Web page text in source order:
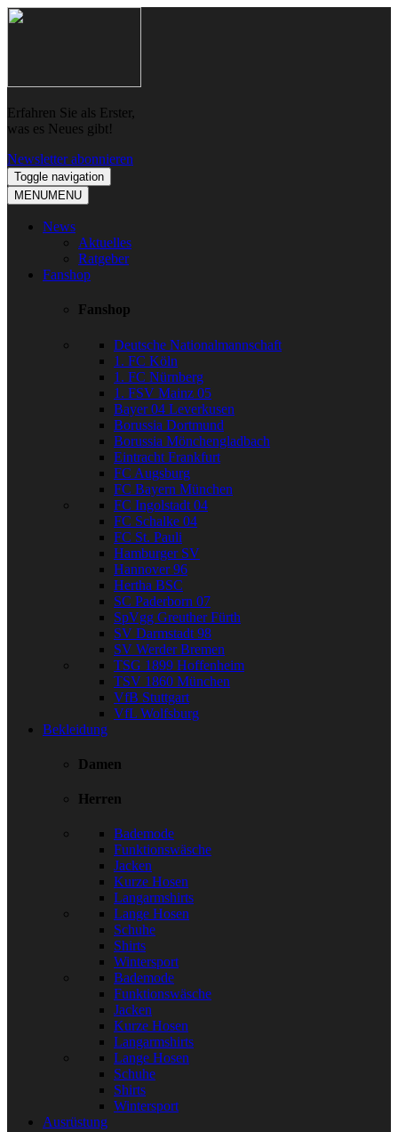
Skip
Skip
Erfahren Sie als Erster,
was es Neues gibt!
Newsletter abonnieren
Toggle navigation
MENUMENU
News
Aktuelles
Ratgeber
Fanshop
Fanshop
Deutsche Nationalmannschaft
1. FC Köln
1. FC Nürnberg
1. FSV Mainz 05
Bayer 04 Leverkusen
Borussia Dortmund
Borussia Mönchengladbach
Eintracht Frankfurt
FC Augsburg
FC Bayern München
FC Ingolstadt 04
FC Schalke 04
FC St. Pauli
Hamburger SV
Hannover 96
Hertha BSC
SC Paderborn 07
SpVgg Greuther Fürth
SV Darmstadt 98
SV Werder Bremen
TSG 1899 Hoffenheim
TSV 1860 München
VfB Stuttgart
VfL Wolfsburg
Bekleidung
Damen
Herren
Bademode
Funktionswäsche
Jacken
Kurze Hosen
Langarmshirts
Lange Hosen
Schuhe
Shirts
Wintersport
Bademode
Funktionswäsche
Jacken
Kurze Hosen
Langarmshirts
Lange Hosen
Schuhe
Shirts
Wintersport
Ausrüstung